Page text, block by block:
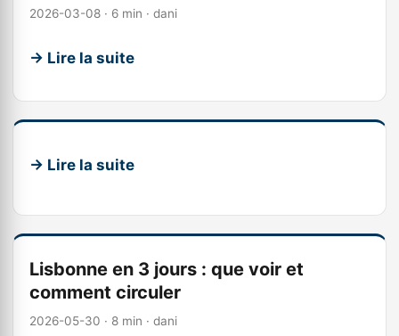
2026-03-08 · 6 min · dani
→ Lire la suite
→ Lire la suite
Lisbonne en 3 jours : que voir et
comment circuler
2026-05-30 · 8 min · dani